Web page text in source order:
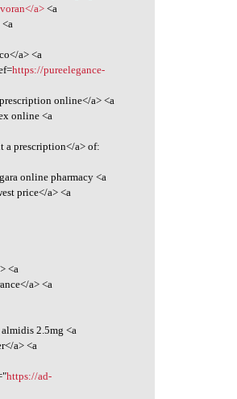
a><a
a> <a
https://pureelegance-
online</a> <a
online <a
a prescription</a> of:
online pharmacy <a
price</a> <a
<a
a> <a
2.5mg <a
a> <a
https://ad-